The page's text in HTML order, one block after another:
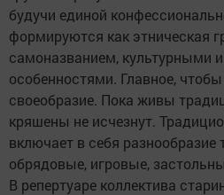
будучи единой
формируются как этническая
самоназванием, культурными
особенностями. Главное,
своеобразие. Пока живы
кряшены не исчезнут.
включает в себя разнообразие
обрядовые, игровые,
В репертуаре коллектива